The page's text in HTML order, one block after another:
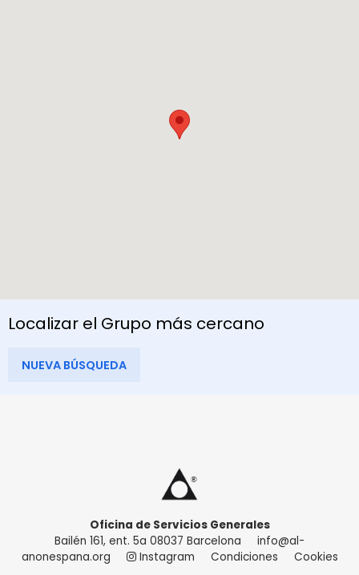
Localizar el Grupo más cercano
NUEVA BÚSQUEDA
Oficina de Servicios Generales
Bailén 161, ent. 5a 08037 Barcelona
info@al-
anonespana.org
Instagram Condiciones Cookies